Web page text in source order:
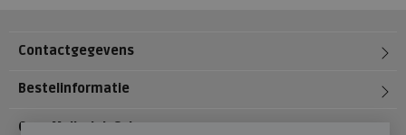
Contactgegevens
Bestelinformatie
Over Meijerink Schoenen